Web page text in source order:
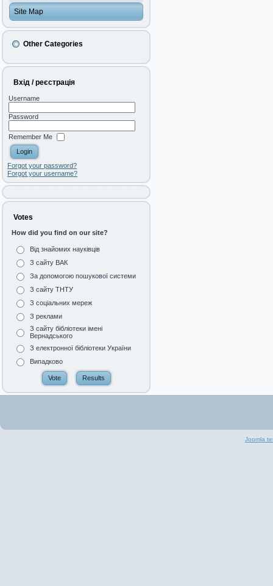
Site Map
Other Categories
Вхід / реєстрація
Username
Password
Remember Me
Forgot your password?
Forgot your username?
Votes
How did you find on our site?
Від знайомих науківців
З сайту ВАК
За допомогою пошукової системи
З сайту ТНТУ
З соціальних мереж
З реклами
З сайту бібліотеки імені
Вернадського
З електронної бібліотеки України
Випадково
Joomla